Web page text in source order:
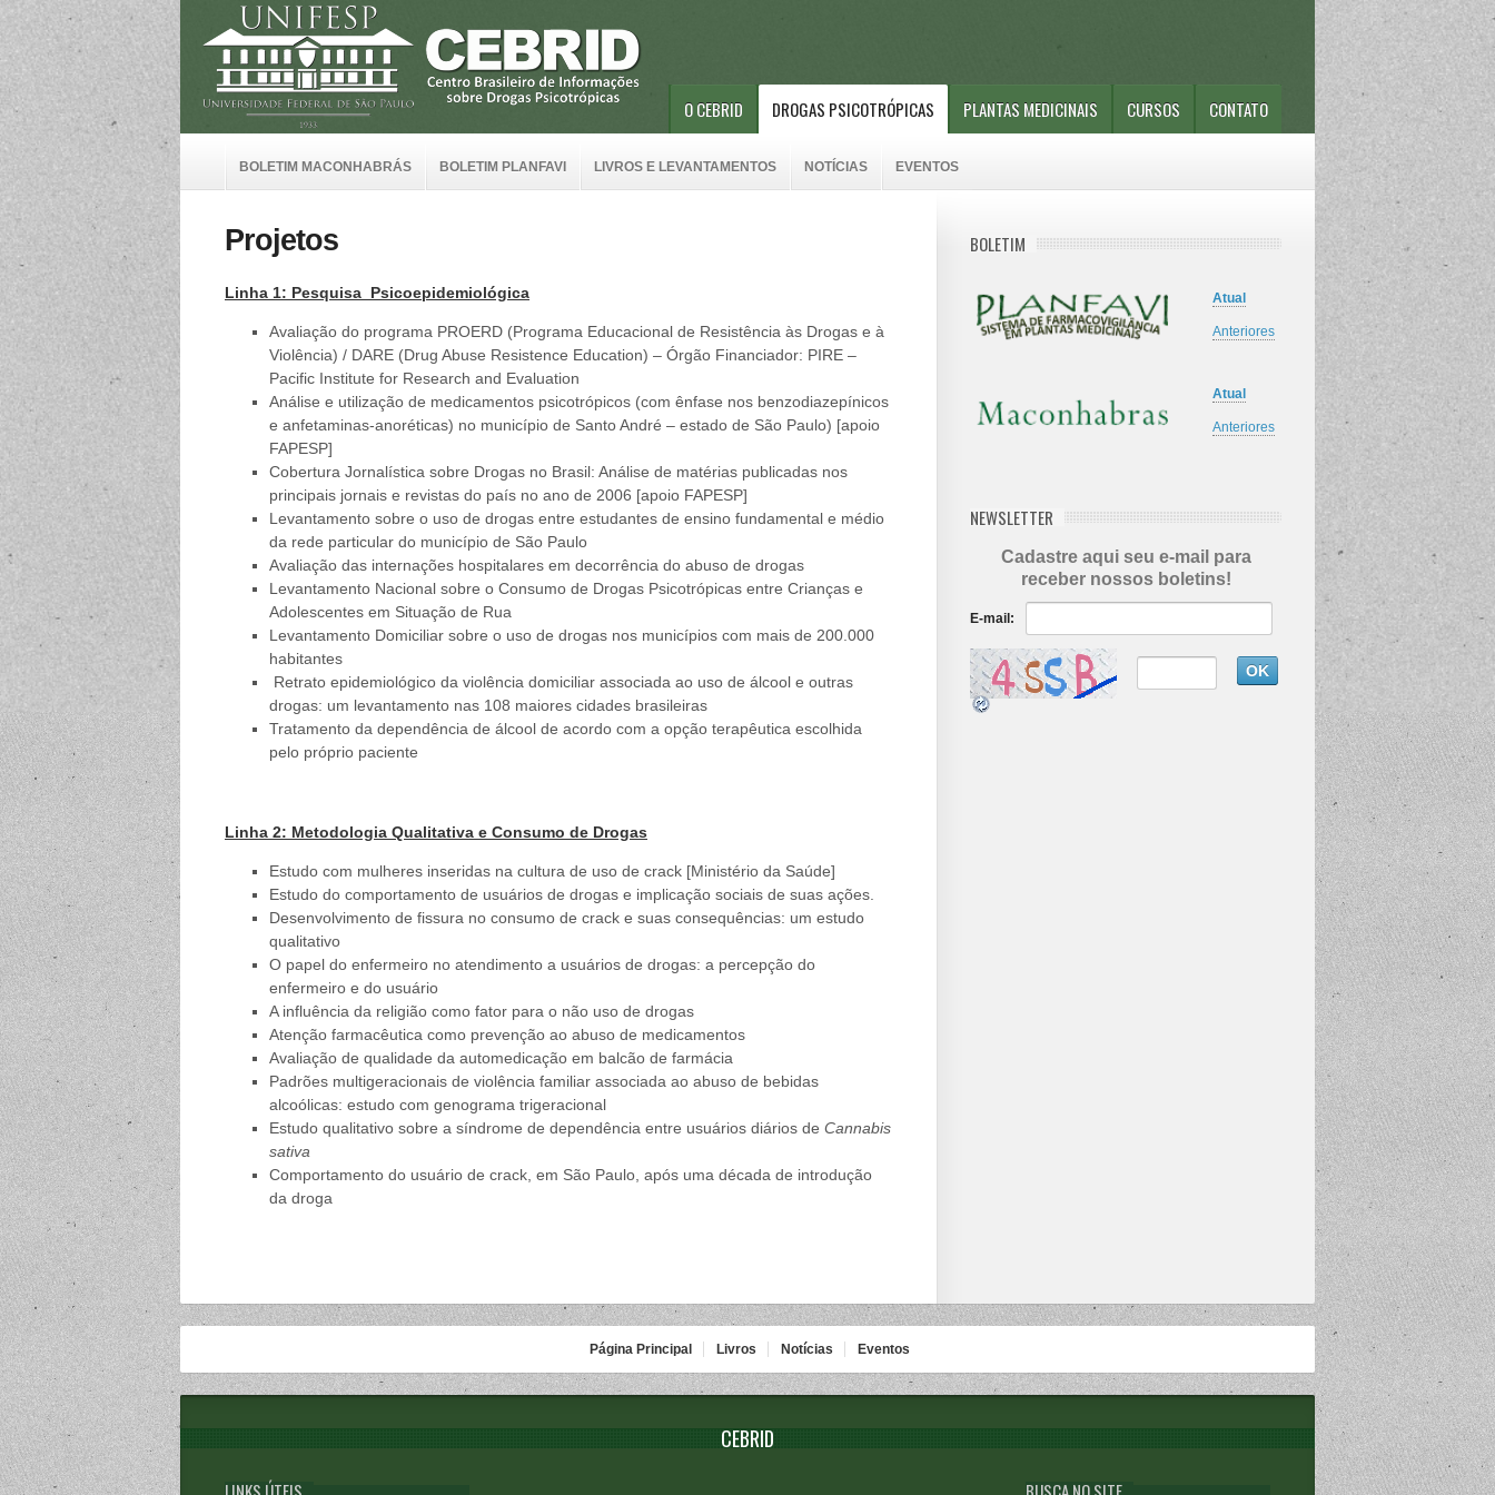
O CEBRID DROGAS PSICOTRÓPICAS PLANTAS MEDICINAIS CURSOS CONTATO
BOLETIM MACONHABRÁS BOLETIM PLANFAVI LIVROS E LEVANTAMENTOS NOTÍCIAS EVENTOS
Projetos
Linha 1: Pesquisa Psicoepidemiológica
Avaliação do programa PROERD (Programa Educacional de Resistência às Drogas e à
Violência) / DARE (Drug Abuse Resistence Education) – Órgão Financiador: PIRE –
Pacific Institute for Research and Evaluation
Análise e utilização de medicamentos psicotrópicos (com ênfase nos benzodiazepínicos
e anfetaminas-anoréticas) no município de Santo André – estado de São Paulo) [apoio
FAPESP]
Cobertura Jornalística sobre Drogas no Brasil: Análise de matérias publicadas nos
principais jornais e revistas do país no ano de 2006 [apoio FAPESP]
Levantamento sobre o uso de drogas entre estudantes de ensino fundamental e médio
da rede particular do município de São Paulo
Avaliação das internações hospitalares em decorrência do abuso de drogas
Levantamento Nacional sobre o Consumo de Drogas Psicotrópicas entre Crianças e
Adolescentes em Situação de Rua
Levantamento Domiciliar sobre o uso de drogas nos municípios com mais de 200.000
habitantes
Retrato epidemiológico da violência domiciliar associada ao uso de álcool e outras
drogas: um levantamento nas 108 maiores cidades brasileiras
Tratamento da dependência de álcool de acordo com a opção terapêutica escolhida
pelo próprio paciente
Linha 2: Metodologia Qualitativa e Consumo de Drogas
Estudo com mulheres inseridas na cultura de uso de crack [Ministério da Saúde]
Estudo do comportamento de usuários de drogas e implicação sociais de suas ações.
Desenvolvimento de fissura no consumo de crack e suas consequências: um estudo
qualitativo
O papel do enfermeiro no atendimento a usuários de drogas: a percepção do
enfermeiro e do usuário
A influência da religião como fator para o não uso de drogas
Atenção farmacêutica como prevenção ao abuso de medicamentos
Avaliação de qualidade da automedicação em balcão de farmácia
Padrões multigeracionais de violência familiar associada ao abuso de bebidas
alcoólicas: estudo com genograma trigeracional
Estudo qualitativo sobre a síndrome de dependência entre usuários diários de Cannabis
sativa
Comportamento do usuário de crack, em São Paulo, após uma década de introdução
da droga
BOLETIM
Atual
Anteriores
Atual
Anteriores
NEWSLETTER
Cadastre aqui seu e-mail para
receber nossos boletins!
E-mail:
Página Principal Livros Notícias Eventos
CEBRID